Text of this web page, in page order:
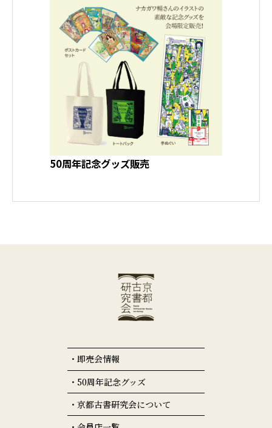
50周年記念グッズ販売
即売会情報
50周年記念グッズ
京都古書研究会について